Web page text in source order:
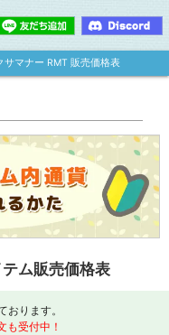
サマナー RMT 販売価格表
ム販売価格表
ります。
も受付中！